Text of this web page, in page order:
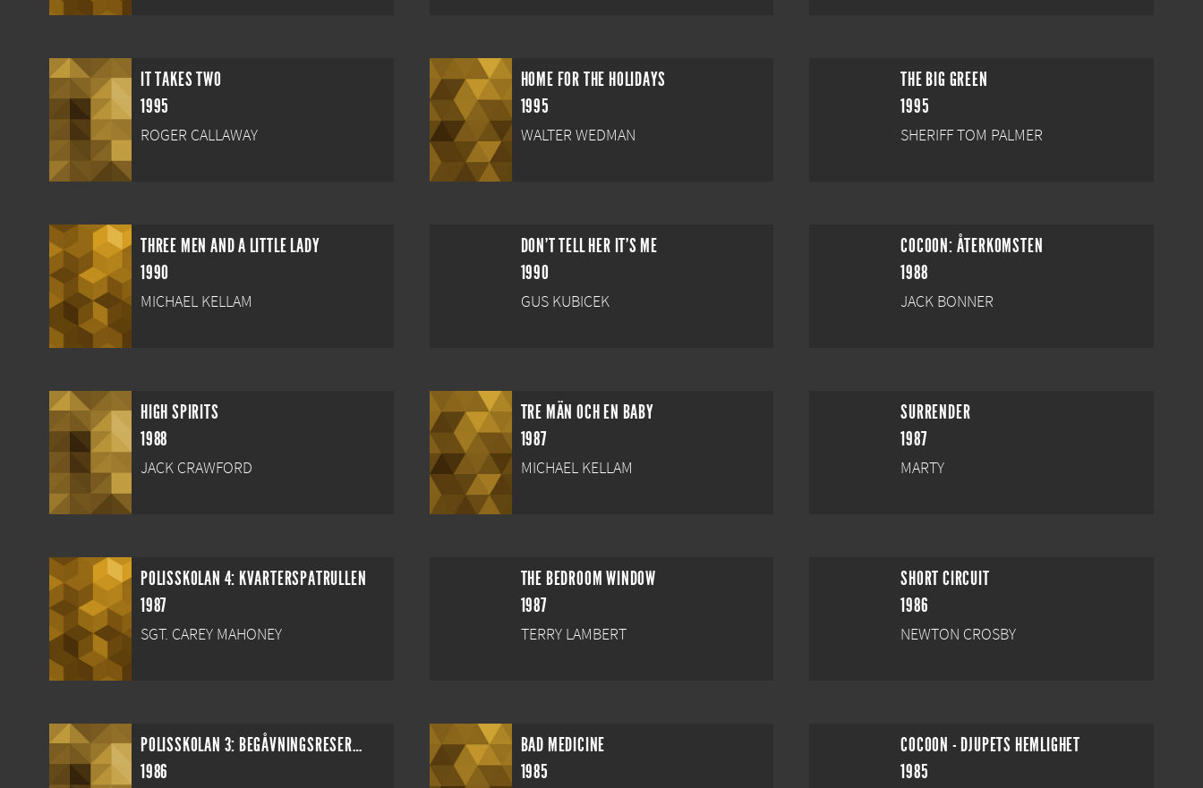
IT TAKES TWO
1995
ROGER CALLAWAY
HOME FOR THE HOLIDAYS
1995
WALTER WEDMAN
THE BIG GREEN
1995
SHERIFF TOM PALMER
THREE MEN AND A LITTLE LADY
1990
MICHAEL KELLAM
DON'T TELL HER IT'S ME
1990
GUS KUBICEK
COCOON: ÅTERKOMSTEN
1988
JACK BONNER
HIGH SPIRITS
1988
JACK CRAWFORD
TRE MÄN OCH EN BABY
1987
MICHAEL KELLAM
SURRENDER
1987
MARTY
POLISSKOLAN 4: KVARTERSPATRULLEN
1987
SGT. CAREY MAHONEY
THE BEDROOM WINDOW
1987
TERRY LAMBERT
SHORT CIRCUIT
1986
NEWTON CROSBY
POLISSKOLAN 3: BEGÅVNINGSRESERVEN
1986
BAD MEDICINE
1985
COCOON - DJUPETS HEMLIGHET
1985